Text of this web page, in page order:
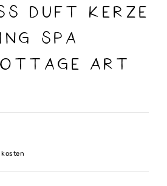
Spa
Art